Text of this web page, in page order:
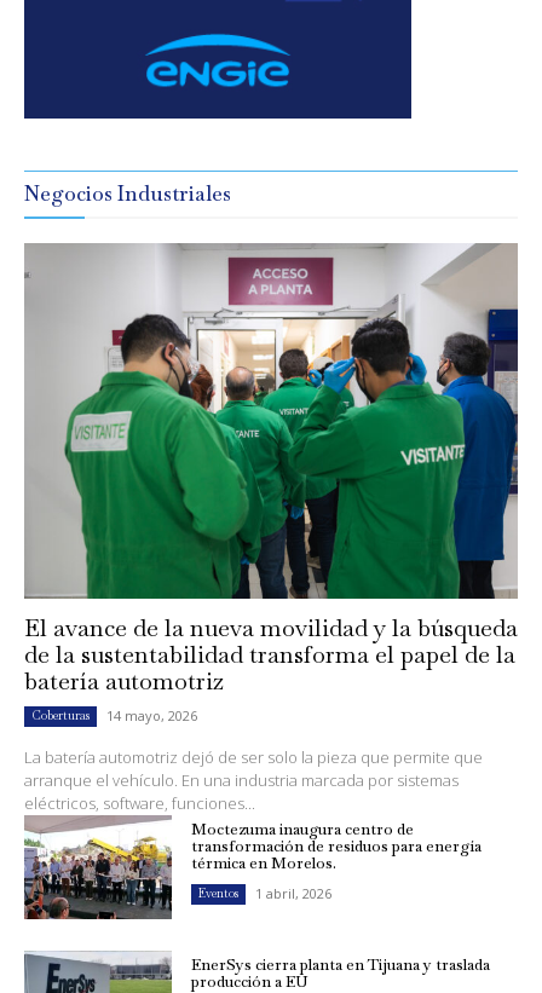
Negocios Industriales
El avance de la nueva movilidad y la búsqueda
de la sustentabilidad transforma el papel de la
batería automotriz
Coberturas 14 mayo, 2026
La batería automotriz dejó de ser solo la pieza que permite que
arranque el vehículo. En una industria marcada por sistemas
eléctricos, software, funciones...
Moctezuma inaugura centro de
transformación de residuos para energía
térmica en Morelos.
Eventos 1 abril, 2026
EnerSys cierra planta en Tijuana y traslada
producción a EU